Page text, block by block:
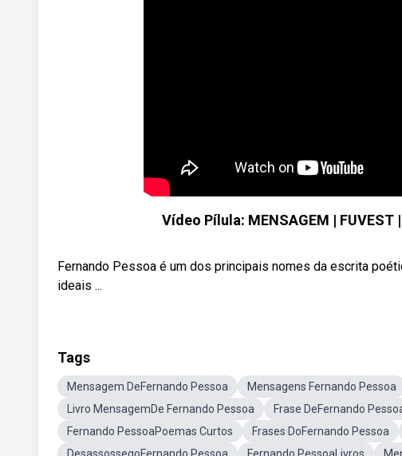
Vídeo Pílula: MENSAGEM |
Fernando Pessoa é um dos principais nomes da escrita
ideais ...
Tags
Mensagem DeFernando Pessoa Mensagens Fernando Pessoa
Livro MensagemDe Fernando Pessoa
Frase DeFernando
Fernando PessoaPoemas Curtos
Frases DoFernando Pessoa